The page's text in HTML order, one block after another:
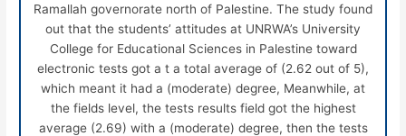
Ramallah governorate north of Palestine. The study found
out that the students’ attitudes at UNRWA’s University
College for Educational Sciences in Palestine toward
electronic tests got a t a total average of (2.62 out of 5),
which meant it had a (moderate) degree, Meanwhile, at
the fields level, the tests results field got the highest
average (2.69) with a (moderate) degree, then the tests